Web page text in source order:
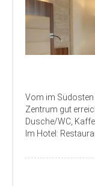
Vom im
Zentrum gut
Dusche/WC,
Im Hotel: